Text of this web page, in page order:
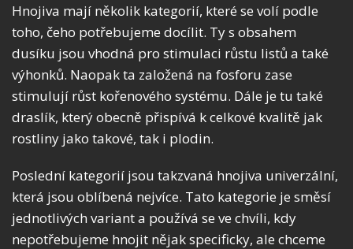
Hnojiva mají několik kategorií, které se volí podle
toho, čeho potřebujeme docílit. Ty s obsahem
dusíku jsou vhodná pro stimulaci růstu listů a také
výhonků. Naopak ta založená na fosforu zase
stimulují růst kořenového systému. Dále je tu také
draslík, který obecně přispívá k celkové kvalitě jak
rostliny jako takové, tak i plodin.
Poslední kategorií jsou takzvaná hnojiva univerzální,
která jsou oblíbená nejvíce. Tato kategorie je směsí
jednotlivých variant a používá se ve chvíli, kdy
nepotřebujeme hnojit nějak specificky, ale chceme